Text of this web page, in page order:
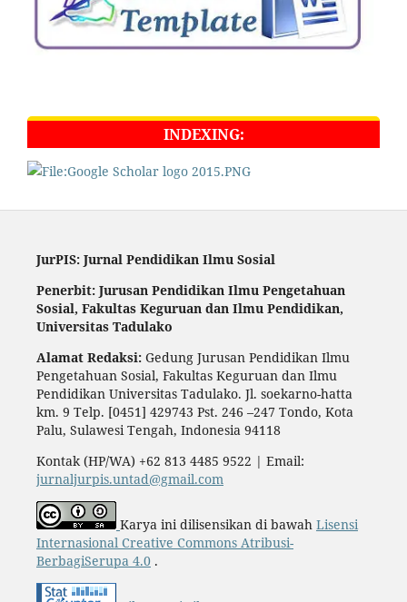
INDEXING:
JurPIS: Jurnal Pendidikan Ilmu Sosial
Penerbit: Jurusan Pendidikan Ilmu Pengetahuan
Sosial, Fakultas Keguruan dan Ilmu Pendidikan,
Universitas Tadulako
Alamat Redaksi:Gedung Jurusan Pendidikan Ilmu
Pengetahuan Sosial, Fakultas Keguruan dan Ilmu
Pendidikan Universitas Tadulako. Jl. soekarno-hatta
km. 9 Telp. [0451] 429743 Pst. 246 –247 Tondo, Kota
Palu, Sulawesi Tengah, Indonesia 94118
Kontak (HP/WA) +62 813 4485 9522 | Email:
jurnaljurpis.untad@gmail.com
Karya ini dilisensikan di bawah Lisensi
Internasional Creative Commons Atribusi-
BerbagiSerupa 4.0.